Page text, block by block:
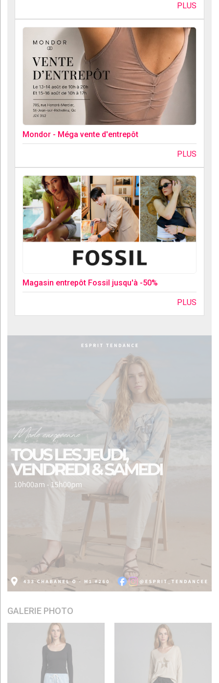
PLUS
Mondor - Méga vente d'entrepôt
PLUS
Magasin entrepôt Fossil jusqu'à -50%
PLUS
GALERIE PHOTO